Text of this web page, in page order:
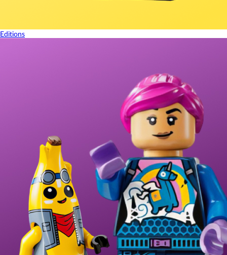
Editions